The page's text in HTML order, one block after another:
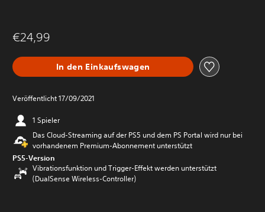
€24,99
In den Einkaufswagen
Veröffentlicht 17/09/2021
1 Spieler
Das Cloud-Streaming auf der PS5 und dem PS Portal wird nur bei
vorhandenem Premium-Abonnement unterstützt
PS5-Version
Vibrationsfunktion und Trigger-Effekt werden unterstützt
(DualSense Wireless-Controller)